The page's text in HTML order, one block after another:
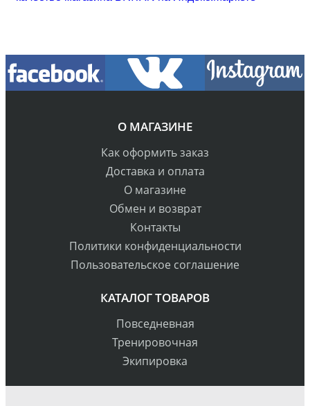
О МАГАЗИНЕ
Как оформить заказ
Доставка и оплата
О магазине
Обмен и возврат
Контакты
Политики конфиденциальности
Пользовательское соглашение
КАТАЛОГ ТОВАРОВ
Повседневная
Тренировочная
Экипировка